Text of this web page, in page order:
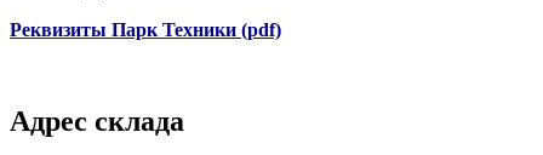
Реквизиты Парк Техники (pdf)
Адрес склада